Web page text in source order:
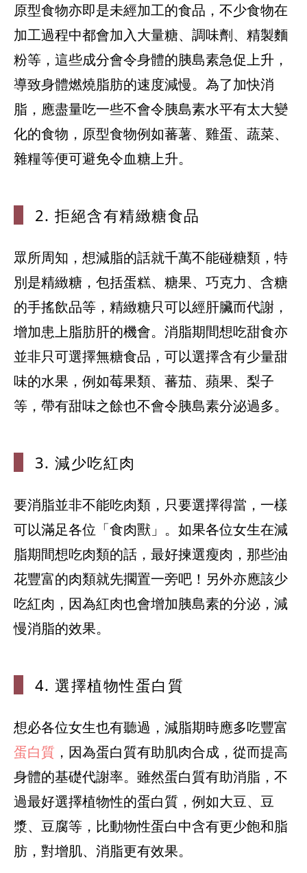
原型食物亦即是未經加工的食品，不少食物在
加工過程中都會加入大量糖、調味劑、精製麵
粉等，這些成分會令身體的胰島素急促上升，
導致身體燃燒脂肪的速度減慢。為了加快消
脂，應盡量吃一些不會令胰島素水平有太大變
化的食物，原型食物例如蕃薯、雞蛋、蔬菜、
2. 拒絕含有精緻糖食品
眾所周知，想減脂的話就千萬不能碰糖類，特
別是精緻糖，包括蛋糕、糖果、巧克力、含糖
的手搖飲品等，精緻糖只可以經肝臟而代謝，
增加患上脂肪肝的機會。消脂期間想吃甜食亦
並非只可選擇無糖食品，可以選擇含有少量甜
味的水果，例如莓果類、蕃茄、蘋果、梨子
3. 減少吃紅肉
要消脂並非不能吃肉類，只要選擇得當，一樣
可以滿足各位「食肉獸」。如果各位女生在減
脂期間想吃肉類的話，最好揀選瘦肉，那些油
花豐富的肉類就先擱置一旁吧！另外亦應該少
吃紅肉，因為紅肉也會增加胰島素的分泌，減
4. 選擇植物性蛋白質
想必各位女生也有聽過，減脂期時應多吃豐富
蛋白質 ，因為蛋白質有助肌肉合成，從而提高
身體的基礎代謝率。雖然蛋白質有助消脂，不
過最好選擇植物性的蛋白質，例如大豆、豆
漿、豆腐等，比動物性蛋白中含有更少飽和脂